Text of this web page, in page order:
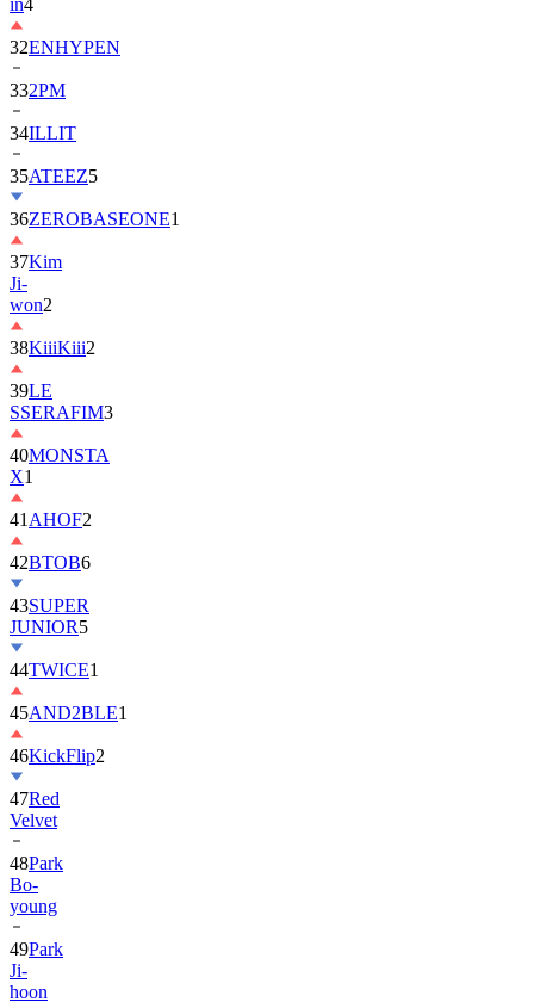
in4
32ENHYPEN
332PM
34ILLIT
35ATEEZ5
36ZEROBASEONE1
37Kim
Ji-
won2
38KiiiKiii2
39LE
SSERAFIM3
40MONSTA
X1
41 AHOF2
42BTOB6
43SUPER
JUNIOR5
44TWICE1
45AND2BLE1
46KickFlip2
47Red
Velvet
48Park
Bo-
young
49Park
Ji-
hoon